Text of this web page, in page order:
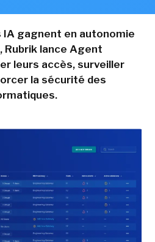
gagnent en autonomie
Rubrik lance Agent
leurs accès, surveiller
la sécurité des